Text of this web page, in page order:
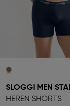
SLOGGI MEN
HEREN SHORTS